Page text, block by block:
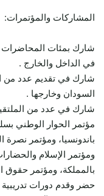
المشاركات والمؤتمرات:
شارك بمئات المحاضرات
في الداخل والخارج .
شارك في تقديم عدد من
السودان وخارجها .
شارك في عدد من
مؤتمر الحوار الوطني
باندونسيا، ومؤتمر نصرة
ومؤتمر الإسلام
بالمملكة، ومؤتمر حقوق
حضر وقدم دورات